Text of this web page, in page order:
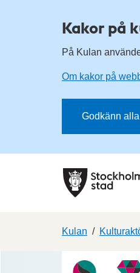
Kakor på
På Kulan
Om kakor på
Godkänn
Kulan